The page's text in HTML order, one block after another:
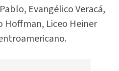
Evangélico Veracá,
Hoffman, Liceo Heiner